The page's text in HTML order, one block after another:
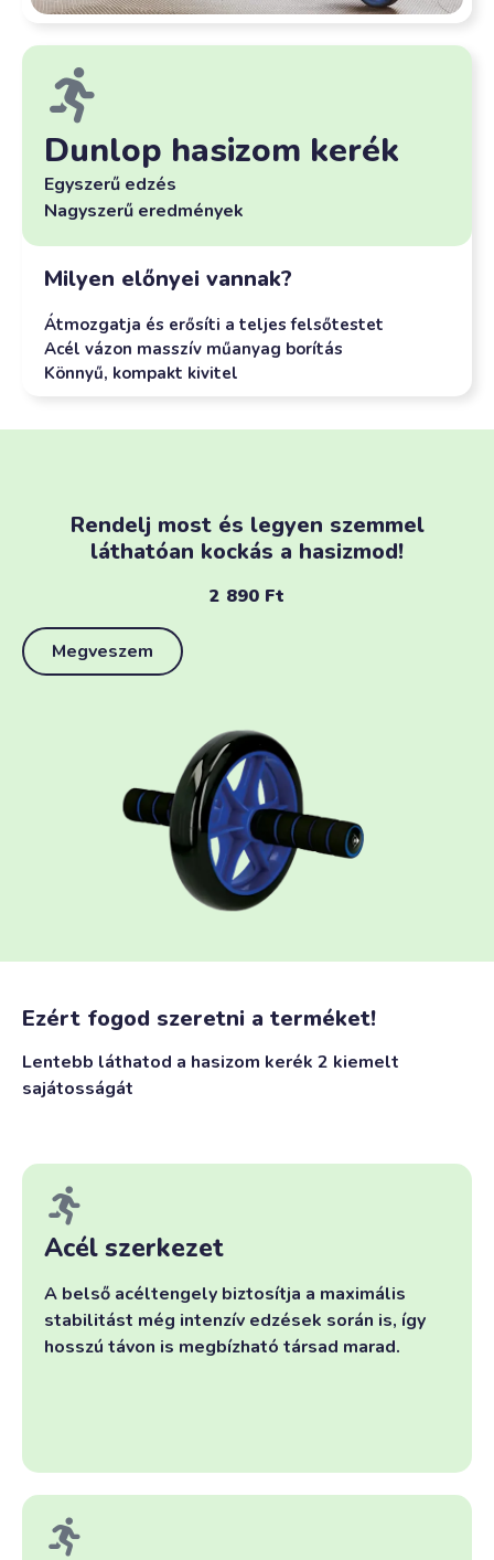
Dunlop hasizom kerék
Egyszerű edzés
Nagyszerű eredmények
Milyen előnyei vannak?
Átmozgatja és erősíti a teljes felsőtestet
Acél vázon masszív műanyag borítás
Könnyű, kompakt kivitel
Rendelj most és legyen szemmel
láthatóan kockás a hasizmod!
2 890 Ft
Megveszem
Ezért fogod szeretni a terméket!
Lentebb láthatod a hasizom kerék 2 kiemelt
sajátosságát
Acél szerkezet
A belső acéltengely biztosítja a maximális
stabilitást még intenzív edzések során is, így
hosszú távon is megbízható társad marad.